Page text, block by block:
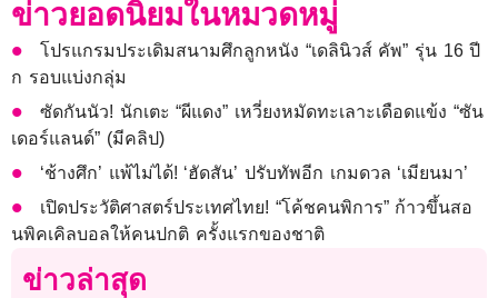
ข่าวยอดนิยมในหมวดหมู่
โปรแกรมประเดิมสนามศึกลูกหนัง “เดลินิวส์ คัพ” รุ่น 16 ปี
ก รอบแบ่งกลุ่ม
ซัดกันนัว! นักเตะ “ผีแดง” เหวี่ยงหมัดทะเลาะเดือดแข้ง “ซัน
เดอร์แลนด์” (มีคลิป)
‘ช้างศึก’ แพ้ไม่ได้! ‘ฮัดสัน’ ปรับทัพอีก เกมดวล ‘เมียนมา’
เปิดประวัติศาสตร์ประเทศไทย! “โค้ชคนพิการ” ก้าวขึ้นสอ
นพิคเคิลบอลให้คนปกติ ครั้งแรกของชาติ
ข่าวล่าสุด